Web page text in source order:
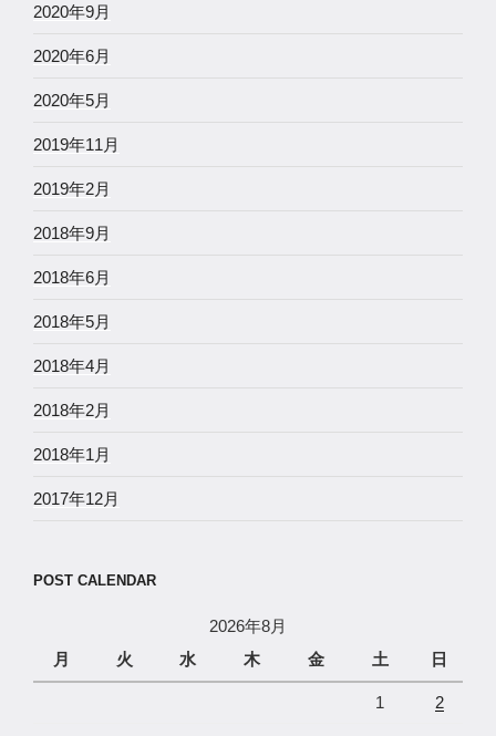
2020年9月
2020年6月
2020年5月
2019年11月
2019年2月
2018年9月
2018年6月
2018年5月
2018年4月
2018年2月
2018年1月
2017年12月
POST CALENDAR
2026年8月
月
火 水 木 金 土 日
1 2